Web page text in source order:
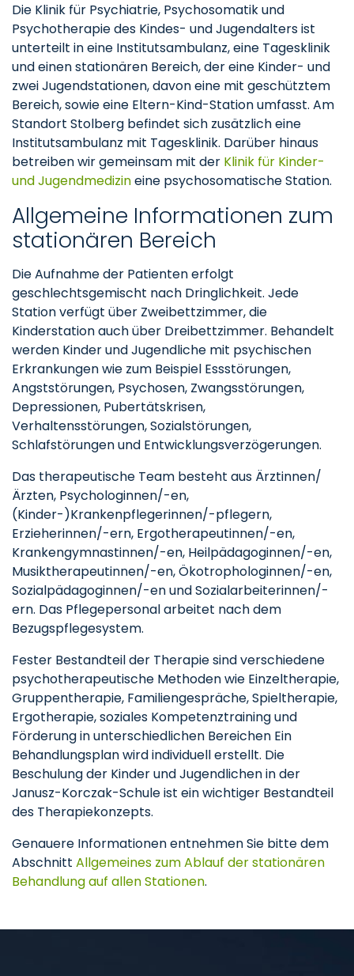
Die Klinik für Psychiatrie, Psychosomatik und
Psychotherapie des Kindes- und Jugendalters ist
unterteilt in eine Institutsambulanz, eine Tagesklinik
und einen stationären Bereich, der eine Kinder- und
zwei Jugendstationen, davon eine mit geschütztem
Bereich, sowie eine Eltern-Kind-Station umfasst. Am
Standort Stolberg befindet sich zusätzlich eine
Institutsambulanz mit Tagesklinik. Darüber hinaus
betreiben wir gemeinsam mit der Klinik für Kinder-
und Jugendmedizineine psychosomatische Station.
Allgemeine Informationen zum
stationären Bereich
Die Aufnahme der Patienten erfolgt
geschlechtsgemischt nach Dringlichkeit. Jede
Station verfügt über Zweibettzimmer, die
Kinderstation auch über Dreibettzimmer. Behandelt
werden Kinder und Jugendliche mit psychischen
Erkrankungen wie zum Beispiel Essstörungen,
Angststörungen, Psychosen, Zwangsstörungen,
Depressionen, Pubertätskrisen,
Verhaltensstörungen, Sozialstörungen,
Schlafstörungen und Entwicklungsverzögerungen.
Das therapeutische Team besteht aus Ärztinnen/
Ärzten, Psychologinnen/-en,
(Kinder-)Krankenpflegerinnen/-pflegern,
Erzieherinnen/-ern, Ergotherapeutinnen/-en,
Krankengymnastinnen/-en, Heilpädagoginnen/-en,
Musiktherapeutinnen/-en, Ökotrophologinnen/-en,
Sozialpädagoginnen/-en und Sozialarbeiterinnen/-
ern. Das Pflegepersonal arbeitet nach dem
Bezugspflegesystem.
Fester Bestandteil der Therapie sind verschiedene
psychotherapeutische Methoden wie Einzeltherapie,
Gruppentherapie, Familiengespräche, Spieltherapie,
Ergotherapie, soziales Kompetenztraining und
Förderung in unterschiedlichen Bereichen Ein
Behandlungsplan wird individuell erstellt. Die
Beschulung der Kinder und Jugendlichen in der
Janusz-Korczak-Schule ist ein wichtiger Bestandteil
des Therapiekonzepts.
Genauere Informationen entnehmen Sie bitte dem
Abschnitt Allgemeines zum Ablauf der stationären
Behandlung auf allen Stationen.